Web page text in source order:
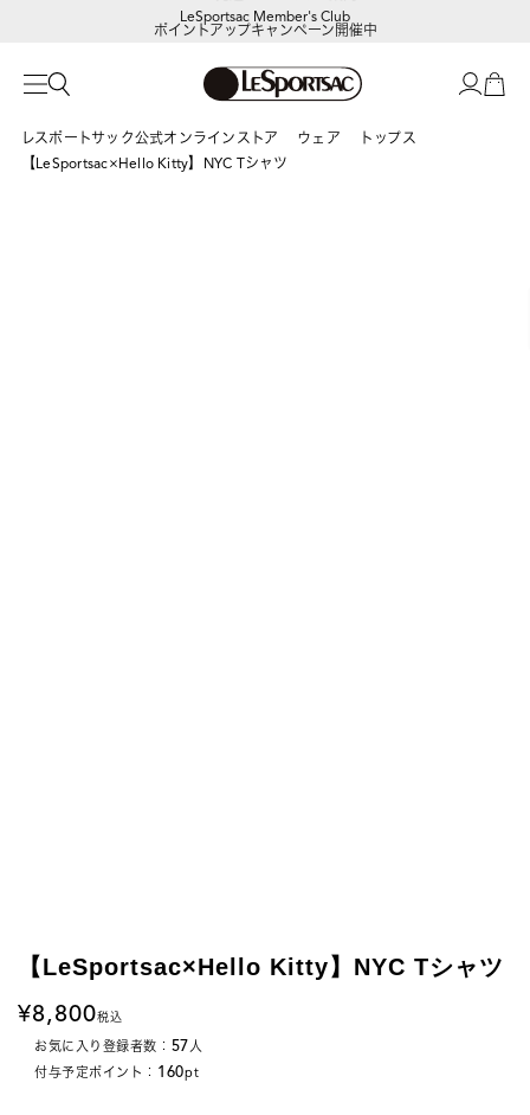
LeSportsac Member's Club
ポイントアップキャンペーン開催中
レスポートサック公式オンラインストア ウェア
トップス
【LeSportsac×Hello Kitty】NYC Tシャツ
【LeSportsac×Hello Kitty】NYC Tシャツ
8,800税込
お気に入り登録者数： 57人
付与予定ポイント： 160pt